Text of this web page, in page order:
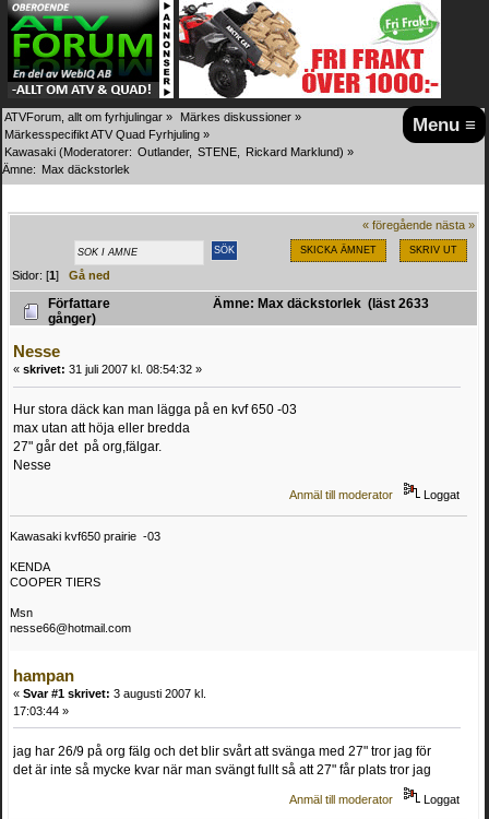
Menu ≡
ATVForum, allt om fyrhjulingar » Märkes diskussioner »
Märkesspecifikt ATV Quad Fyrhjuling »
Kawasaki (Moderatorer: Outlander, STENE Rickard Marklund) »
Ämne: Max däckstorlek
« föregående nästa »
SKICKA ÄMNET SKRIV UT
Sidor: [1]Gå ned
Författare
Ämne: Max däckstorlek (läst 2633
gånger)
Nesse
« skrivet: 31 juli 2007 kl. 08:54:32 »
Hur stora däck kan man lägga på en kvf 650 -03
max utan att höja eller bredda
27" går det på org,fälgar.
Nesse
Anmäl till moderator Loggat
Kawasaki kvf650 prairie -03
KENDA
COOPER TIERS
Msn
nesse66@hotmail.com
hampan
« Svar #1 skrivet: 3 augusti 2007 kl.
17:03:44 »
jag har 26/9 på org fälg och det blir svårt att svänga med 27" tror jag för
det är inte så mycke kvar när man svängt fullt så att 27" får plats tror jag
Anmäl till moderator Loggat